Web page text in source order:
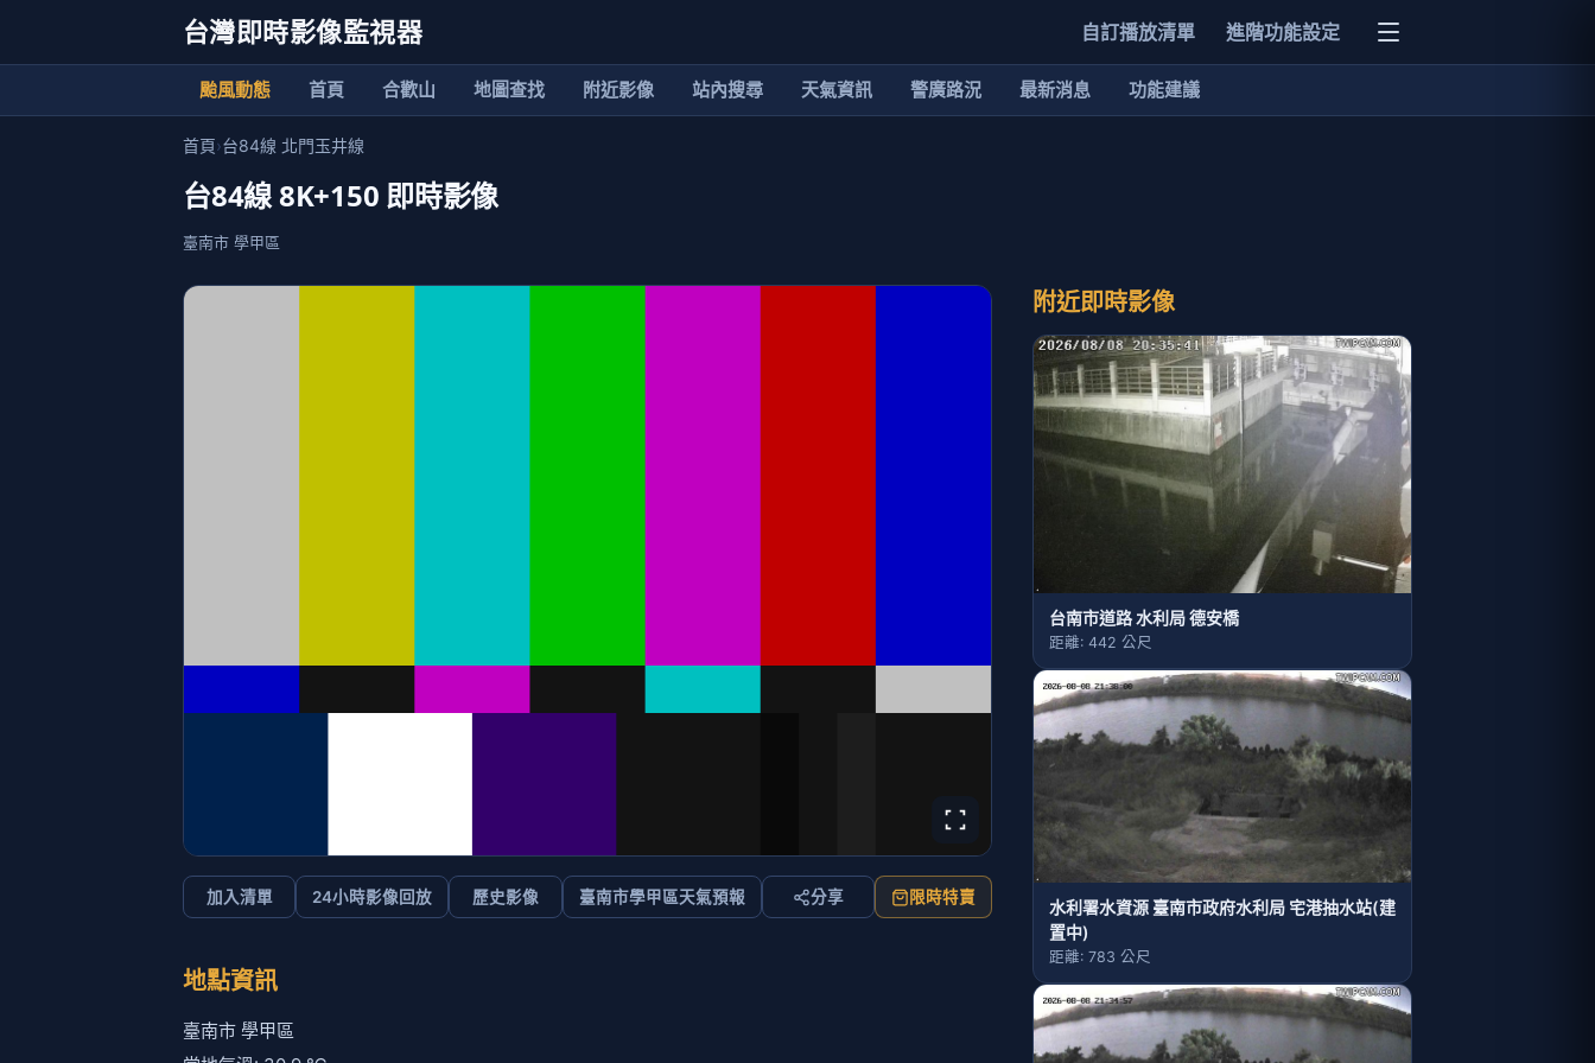
台灣即時影像監視器 自訂播放清單 進階功能設定
颱風動態 首頁 合歡山 地圖查找 附近影像 站內搜尋 天氣資訊 警廣路況 最新消息 功能建議
首頁›台84線 北門玉井線
台84線 8K+150 即時影像
臺南市 學甲區
加入清單 24小時影像回放 歷史影像 臺南市學甲區天氣預報 分享 限時特賣
地點資訊
臺南市 學甲區
附近即時影像
台南市道路 水利局 德安橋
距離: 442 公尺
水利署水資源 臺南市政府水利局 宅港抽水站(建
置中)
距離: 783 公尺